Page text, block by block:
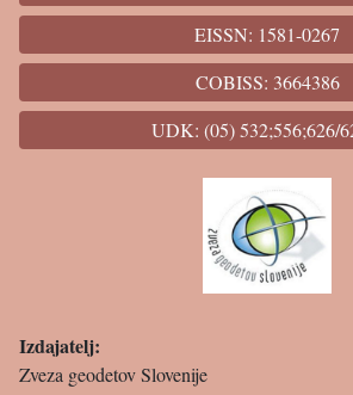
EISSN: 1581-0267
COBISS: 3664386
UDK: (05) 532;556;626/
Izdajatelj:
Zveza geodetov Slovenije